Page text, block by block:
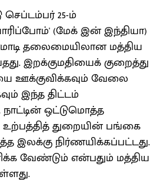
25-ம்
(மேக் இன் இந்தியா)
தலைமையிலான மத்திய
இறக்குமதியைக் குறைத்து
ஊக்குவிக்கவும் வேலை
இந்த திட்டம்
நாட்டின் ஒட்டுமொத்த
உற்பத்தித் துறையின் பங்கை
இலக்கு நிர்ணயிக்கப்பட்டது.
வேண்டும் என்பதும் மத்திய